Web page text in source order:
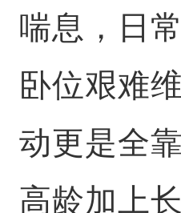
喘息，日
卧位艰难
动更是全
高龄加上